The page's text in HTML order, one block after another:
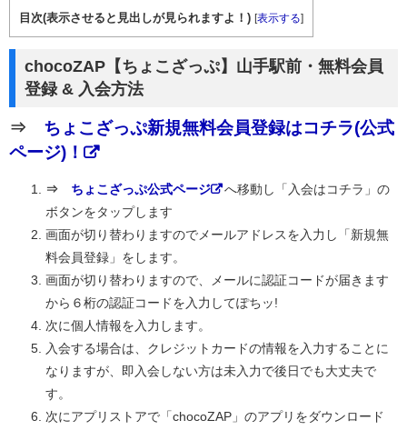
目次(表示させると見出しが見られますよ！) [表示する]
chocoZAP【ちょこざっぷ】山手駅前・無料会員
登録 & 入会方法
⇒ ちょこざっぷ新規無料会員登録はコチラ(公式
ページ)！
⇒ ちょこざっぷ公式ページ
へ移動し「入会はコチラ」の
ボタンをタップします
画面が切り替わりますのでメールアドレスを入力し「新規無
料会員登録」をします。
画面が切り替わりますので、メールに認証コードが届きます
から６桁の認証コードを入力してぽちッ!
次に個人情報を入力します。
入会する場合は、クレジットカードの情報を入力することに
なりますが、即入会しない方は未入力で後日でも大丈夫で
す。
次にアプリストアで「chocoZAP」のアプリをダウンロード